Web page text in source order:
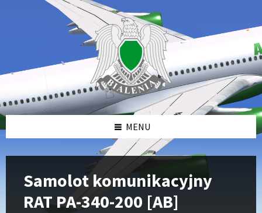
MENU
Samolot komunikacyjny
RAT PA-340-200 [AB]